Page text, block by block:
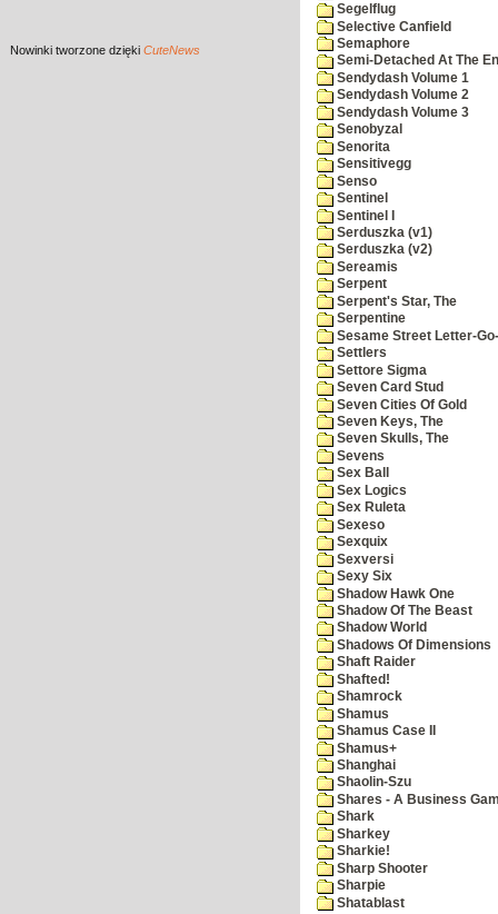
Nowinki tworzone dzięki CuteNews
Segelflug
Selective Canfield
Semaphore
Semi-Detached At The
Sendydash Volume 1
Sendydash Volume 2
Sendydash Volume 3
Senobyzal
Senorita
Sensitivegg
Senso
Sentinel
Sentinel I
Serduszka (v1)
Serduszka (v2)
Sereamis
Serpent
Serpent's Star, The
Serpentine
Sesame Street Letter-
Settlers
Settore Sigma
Seven Card Stud
Seven Cities Of Gold
Seven Keys, The
Seven Skulls, The
Sevens
Sex Ball
Sex Logics
Sex Ruleta
Sexeso
Sexquix
Sexversi
Sexy Six
Shadow Hawk One
Shadow Of The Beast
Shadow World
Shadows Of Dimensions
Shaft Raider
Shafted!
Shamrock
Shamus
Shamus Case II
Shamus+
Shanghai
Shaolin-Szu
Shares - A Business
Shark
Sharkey
Sharkie!
Sharp Shooter
Sharpie
Shatablast